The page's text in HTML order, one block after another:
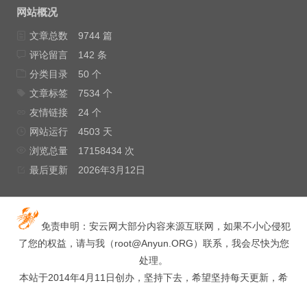
网站概况
文章总数
9744 篇
评论留言
142 条
分类目录
50 个
文章标签
7534 个
友情链接
24 个
网站运行
4503 天
浏览总量
17158434 次
最后更新
2026年3月12日
免责申明：安云网大部分内容来源互联网，如果不小心侵犯
了您的权益，请与我（root@Anyun.ORG）联系，我会尽快为您
处理。
本站于2014年4月11日创办，坚持下去，希望坚持每天更新，希